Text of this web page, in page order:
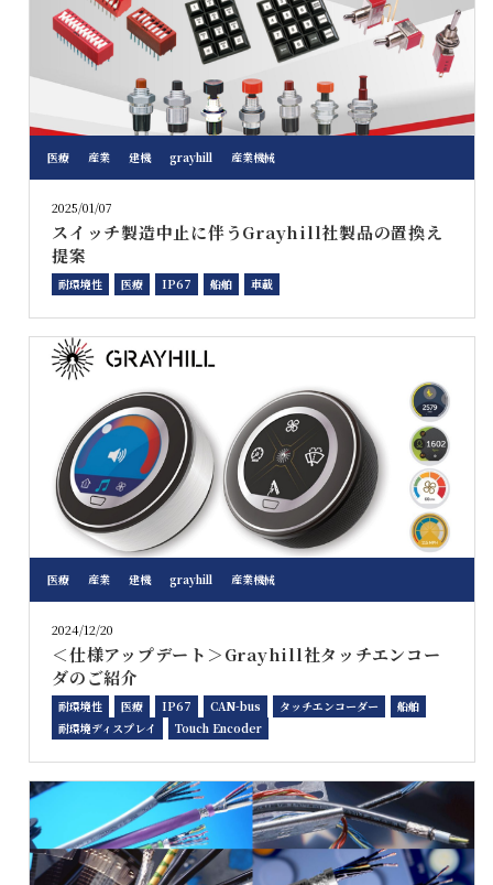
医療 産業 建機 grayhill 産業機械
2025/01/07
スイッチ製造中止に伴うGrayhill社製品の置換え
提案
耐環境性 医療 IP67 船舶 車載
医療 産業 建機 grayhill 産業機械
2024/12/20
＜仕様アップデート＞Grayhill社タッチエンコー
ダのご紹介
耐環境性 医療 IP67 CAN-bus タッチエンコーダー
船舶
耐環境ディスプレイ
Touch Encoder